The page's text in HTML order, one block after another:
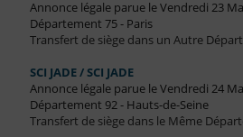
Annonce légale parue le Vendredi 23
Département 75 - Paris
Transfert de siège dans un Autre
SCI JADE / SCI JADE
Annonce légale parue le Vendredi 24
Département 92 - Hauts-de-Seine
Transfert de siège dans le Même